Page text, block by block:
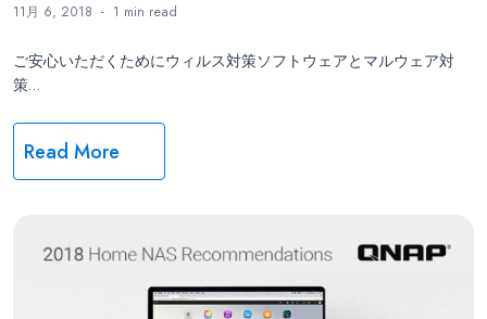
11月 6, 2018 1 min read
ご安心いただくためにウィルス対策ソフトウェアとマルウェア対
策…
Read More